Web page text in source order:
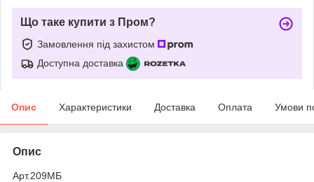
Що таке купити з Пром?
Замовлення під захистом
Доступна доставка
Опис Характеристики Доставка Оплата Умови
Опис
Арт.209МБ